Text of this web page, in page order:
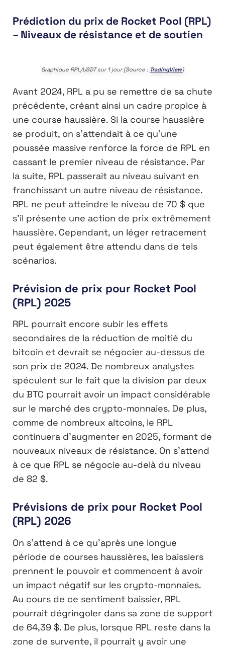
Prédiction du prix de Rocket Pool (RPL)
– Niveaux de résistance et de soutien
Graphique RPL/USDT sur 1 jour (Source : TradingView)
Avant 2024, RPL a pu se remettre de sa chute
précédente, créant ainsi un cadre propice à
une course haussière. Si la course haussière
se produit, on s’attendait à ce qu’une
poussée massive renforce la force de RPL en
cassant le premier niveau de résistance. Par
la suite, RPL passerait au niveau suivant en
franchissant un autre niveau de résistance.
RPL ne peut atteindre le niveau de 70 $ que
s’il présente une action de prix extrêmement
haussière. Cependant, un léger retracement
peut également être attendu dans de tels
scénarios.
Prévision de prix pour Rocket Pool
(RPL) 2025
RPL pourrait encore subir les effets
secondaires de la réduction de moitié du
bitcoin et devrait se négocier au-dessus de
son prix de 2024. De nombreux analystes
spéculent sur le fait que la division par deux
du BTC pourrait avoir un impact considérable
sur le marché des crypto-monnaies. De plus,
comme de nombreux altcoins, le RPL
continuera d’augmenter en 2025, formant de
nouveaux niveaux de résistance. On s’attend
à ce que RPL se négocie au-delà du niveau
de 82 $.
Prévisions de prix pour Rocket Pool
(RPL) 2026
On s’attend à ce qu’après une longue
période de courses haussières, les baissiers
prennent le pouvoir et commencent à avoir
un impact négatif sur les crypto-monnaies.
Au cours de ce sentiment baissier, RPL
pourrait dégringoler dans sa zone de support
de 64,39 $. De plus, lorsque RPL reste dans la
zone de survente, il pourrait y avoir une